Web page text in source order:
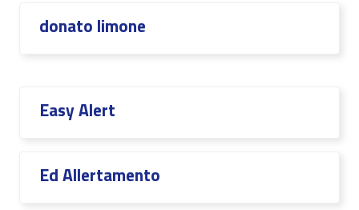
donato limone
Easy Alert
Ed Allertamento